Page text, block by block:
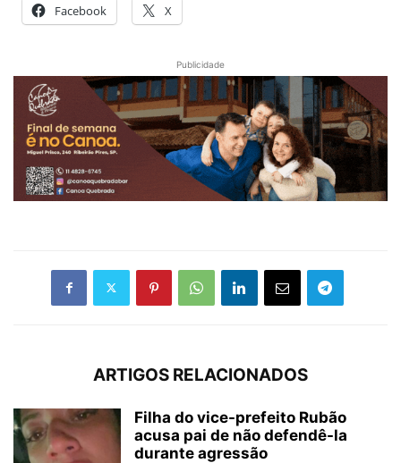
Facebook X
Publicidade
ARTIGOS RELACIONADOS
Filha do vice-prefeito Rubão
acusa pai de não defendê-la
durante agressão